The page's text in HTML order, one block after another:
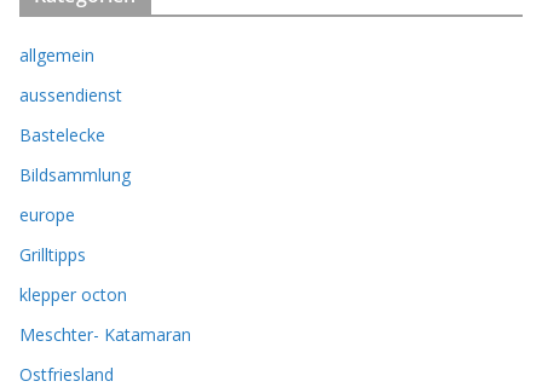
allgemein
aussendienst
Bastelecke
Bildsammlung
europe
Grilltipps
klepper octon
Meschter- Katamaran
Ostfriesland